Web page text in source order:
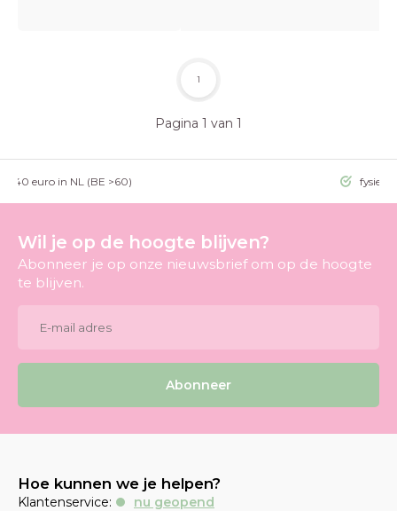
Pagina 1 van 1
1
>40 euro in NL (BE >60) fysieke
Wil je op de hoogte blijven?
Abonneer je op onze nieuwsbrief om op de hoogte
te blijven.
Abonneer
Hoe kunnen we je helpen?
Klantenservice:
nu geopend